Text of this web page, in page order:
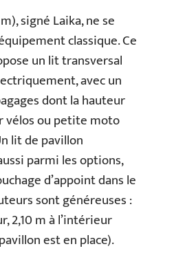
signé Laika, ne se
classique. Ce
un lit transversal
avec un
dont la hauteur
vélos ou petite moto
lit de pavillon
parmi les options,
d’appoint dans le
sont généreuses :
2,10 m à l’intérieur
est en place).